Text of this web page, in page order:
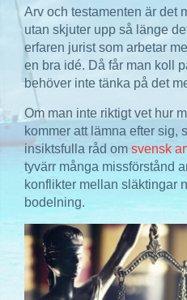
Arv och testamenten är det
utan skjuter upp så länge
erfaren jurist som arbetar
en bra idé. Då får man koll
behöver inte tänka på det
Om man inte riktigt vet hur
kommer att lämna efter sig,
insiktsfulla råd om svensk
tyvärr många missförstånd
konflikter mellan släktingar
bodelning.